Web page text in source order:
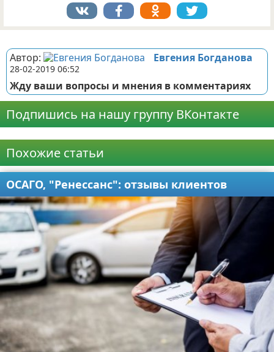
Автор: Евгения Богданова
28-02-2019 06:52
Жду ваши вопросы и мнения в комментариях
Подпишись на нашу группу ВКонтакте
Похожие статьи
ОСАГО, "Ренессанс": отзывы клиентов